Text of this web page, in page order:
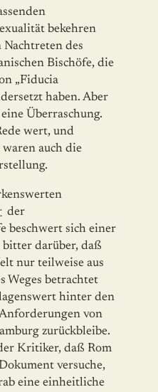
bekehren
des
Bischöfe, die
„Fiducia
haben. Aber
Überraschung.
wert, und
auch die
der
beschwert sich einer
darüber, daß
nur teilweise aus
Weges betrachtet
hinter den
von
zurückbleibe.
Kriti­ker, daß Rom
versuche,
eine einheitliche